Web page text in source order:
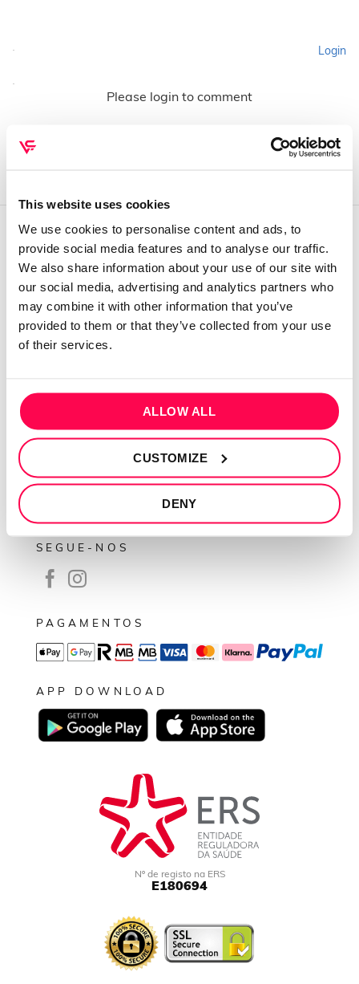
This website uses cookies
We use cookies to personalise content and ads, to
provide social media features and to analyse our traffic.
We also share information about your use of our site with
our social media, advertising and analytics partners who
may combine it with other information that you’ve
provided to them or that they’ve collected from your use
of their services.
ALLOW ALL
CUSTOMIZE
DENY
Login
Please login to comment
QUEM SOMOS
Sobre mim
Contactos
Conta cliente
Política de privacidade
Termos e condições
Resolução de conflitos
SEGUE-NOS
PAGAMENTOS
APP DOWNLOAD
Nº de registo na ERS
E180694